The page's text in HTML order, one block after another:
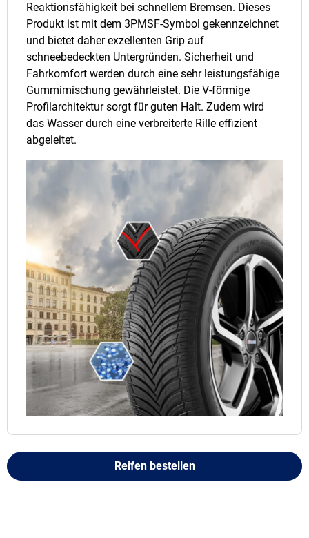
Reaktionsfähigkeit bei schnellem Bremsen. Dieses
Produkt ist mit dem 3PMSF-Symbol gekennzeichnet
und bietet daher exzellenten Grip auf
schneebedeckten Untergründen. Sicherheit und
Fahrkomfort werden durch eine sehr leistungsfähige
Gummimischung gewährleistet. Die V-förmige
Profilarchitektur sorgt für guten Halt. Zudem wird
das Wasser durch eine verbreiterte Rille effizient
abgeleitet.
Reifen bestellen